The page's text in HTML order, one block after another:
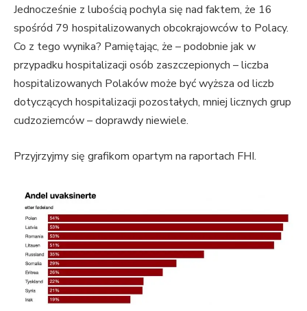
Jednocześnie z lubością pochyla się nad faktem, że 16
spośród 79 hospitalizowanych obcokrajowców to Polacy.
Co z tego wynika? Pamiętając, że – podobnie jak w
przypadku hospitalizacji osób zaszczepionych – liczba
hospitalizowanych Polaków może być wyższa od liczb
dotyczących hospitalizacji pozostałych, mniej licznych grup
cudzoziemców – doprawdy niewiele.
Przyjrzyjmy się grafikom opartym na raportach FHI.